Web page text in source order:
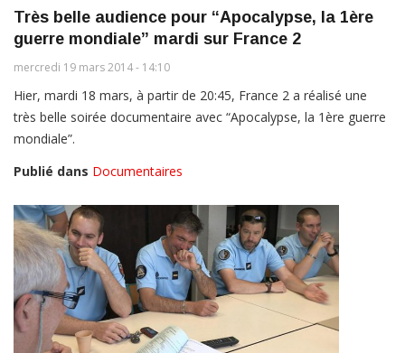
Très belle audience pour “Apocalypse, la 1ère
guerre mondiale” mardi sur France 2
mercredi 19 mars 2014 - 14:10
Hier, mardi 18 mars, à partir de 20:45, France 2 a réalisé une
très belle soirée documentaire avec “Apocalypse, la 1ère guerre
mondiale”.
Publié dans Documentaires